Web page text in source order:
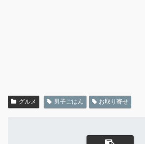
グルメ 男子ごはん お取り寄せ